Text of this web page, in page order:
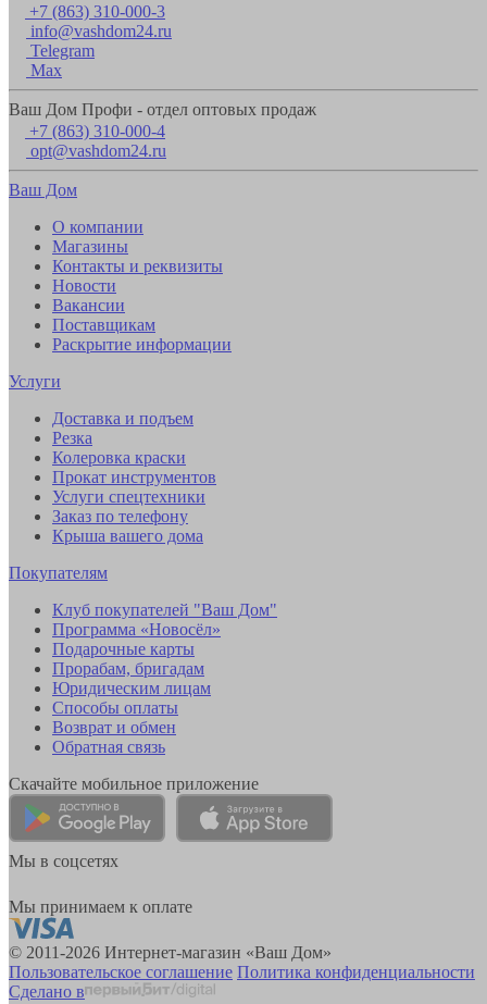
+7 (863) 310-000-3
info@vashdom24.ru
Telegram
Max
Ваш Дом Профи - отдел оптовых продаж
+7 (863) 310-000-4
opt@vashdom24.ru
Ваш Дом
О компании
Магазины
Контакты и реквизиты
Новости
Вакансии
Поставщикам
Раскрытие информации
Услуги
Доставка и подъем
Резка
Колеровка краски
Прокат инструментов
Услуги спецтехники
Заказ по телефону
Крыша вашего дома
Покупателям
Клуб покупателей "Ваш Дом"
Программа «Новосёл»
Подарочные карты
Прорабам, бригадам
Юридическим лицам
Способы оплаты
Возврат и обмен
Обратная связь
Скачайте мобильное приложение
Мы в соцсетях
Мы принимаем к оплате
© 2011-2026 Интернет-магазин «Ваш Дом»
Пользовательское соглашение Политика конфиденциальности
Сделано в